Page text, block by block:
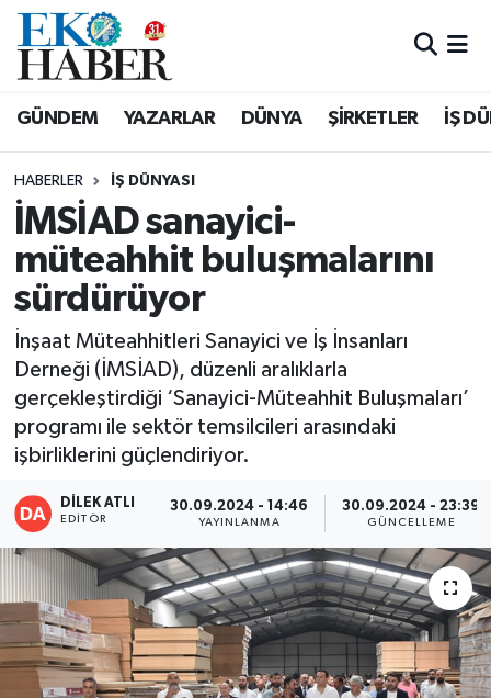
GÜNDEM YAZARLAR DÜNYA ŞİRKETLER İŞ
HABERLER İŞ DÜNYASI
İMSİAD sanayici-
müteahhit buluşmalarını
sürdürüyor
İnşaat Müteahhitleri Sanayici ve İş İnsanları
Derneği (İMSİAD), düzenli aralıklarla
gerçekleştirdiği ‘Sanayici-Müteahhit Buluşmaları’
programı ile sektör temsilcileri arasındaki
işbirliklerini güçlendiriyor.
DİLEK ATLI
EDITÖR
30.09.2024 - 14:46
YAYINLANMA
30.09.2024 - 23:39
GÜNCELLEME
Hava Durumu
Süper Lig Puan Durumu ve Fikstür
Tüm Manşetler
Son Dakika Haberleri
Haber Arşivi